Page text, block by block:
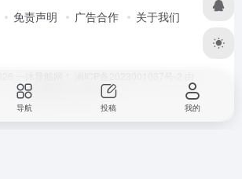
免责声明 广告合作 关于我们
OneNav 强力驱动
导航 投稿 我的